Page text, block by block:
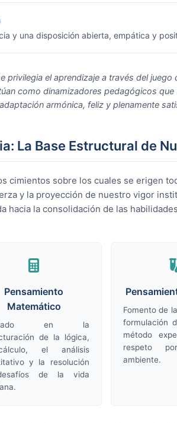
y una disposición abierta, empática y
privilegia el aprendizaje a través del
como dinamizadores pedagógicos
armónica, feliz y plenamente
La Base Estructural de
cimientos sobre los cuales se erigen
y la proyección de nuestro vigor
hacia la consolidación de las
Pensamiento
Matemático
en la
de la lógica,
el análisis
y la resolución
de la vida
Fomento de
formulación
método
respeto
ambiente.